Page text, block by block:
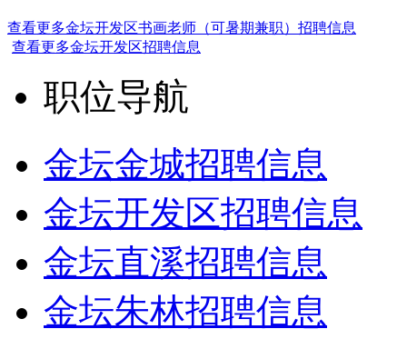
查看更多金坛开发区书画老师（可暑期兼职）招聘信息
查看更多金坛开发区招聘信息
职位导航
金坛金城招聘信息
金坛开发区招聘信息
金坛直溪招聘信息
金坛朱林招聘信息